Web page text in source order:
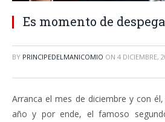
Es momento de
BY PRINCIPEDELMANICOMIO ON 4 DICIEMBRE,
Arranca el mes de diciembre y con
año y por ende, el famoso